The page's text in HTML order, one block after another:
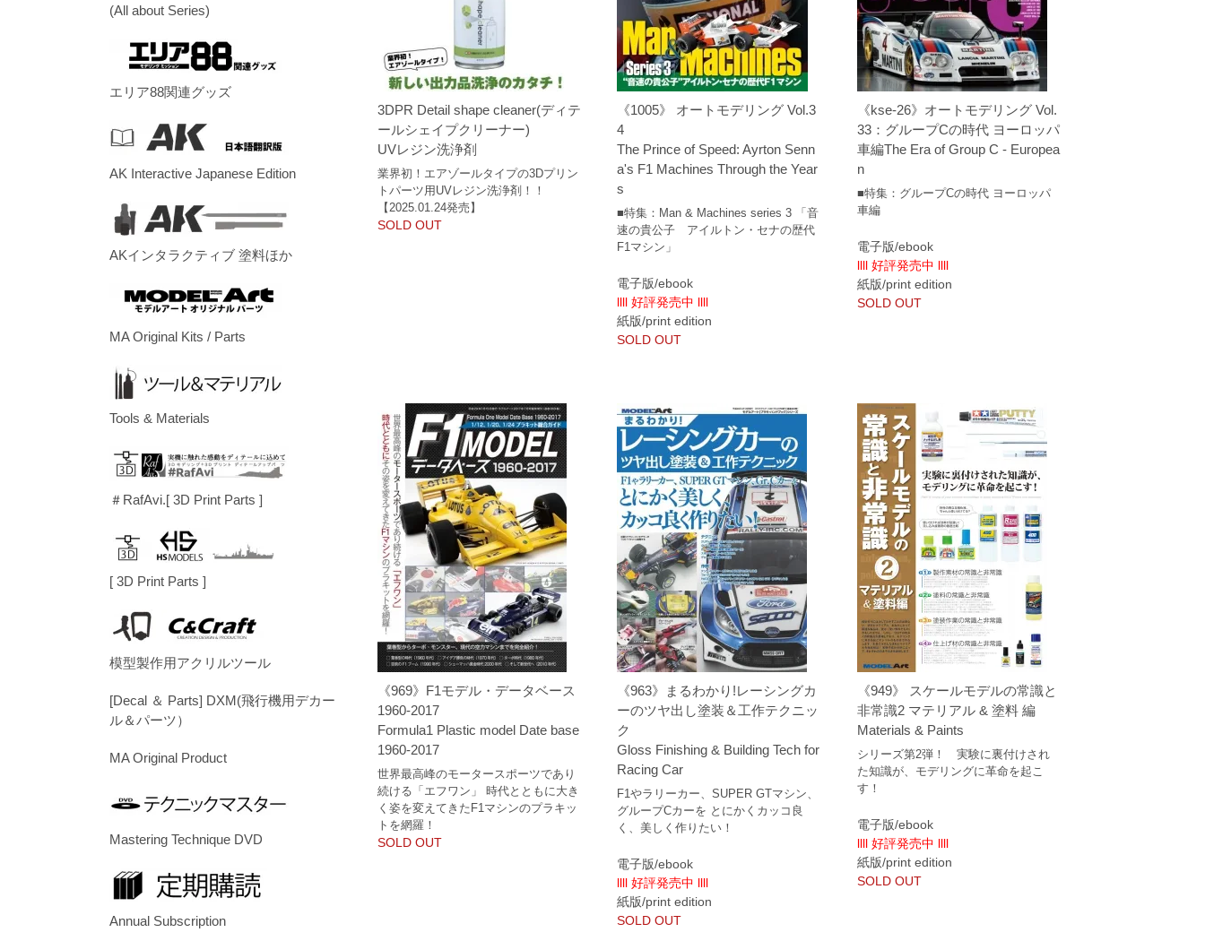
3DPR Detail shape cleaner(ディテ
ールシェイプクリーナー)
UVレジン洗浄剤
業界初！エアゾールタイプの3Dプリン
トパーツ用UVレジン洗浄剤！！
【2025.01.24発売】
SOLD OUT
《1005》 オートモデリング Vol.3
4
The Prince of Speed: Ayrton Senn
a's F1 Machines Through the Year
s
■特集：Man & Machines series 3 「音
速の貴公子 アイルトン・セナの歴代
F1マシン」
電子版/ebook
llll 好評発売中 llll
紙版/print edition
SOLD OUT
《kse-26》オートモデリング Vol.
33：グループCの時代 ヨーロッパ
車編The Era of Group C - Europea
n
■特集：グループCの時代 ヨーロッパ
車編
電子版/ebook
llll 好評発売中 llll
紙版/print edition
SOLD OUT
《969》F1モデル・データベース
1960-2017
Formula1 Plastic model Date base
1960-2017
世界最高峰のモータースポーツであり
続ける「エフワン」 時代とともに大き
く姿を変えてきたF1マシンのプラキッ
トを網羅！
SOLD OUT
《963》まるわかり!レーシングカ
ーのツヤ出し塗装＆工作テクニッ
ク
Gloss Finishing & Building Tech for
Racing Car
F1やラリーカー、SUPER GTマシン、
グループCカーを とにかくカッコ良
く、美しく作りたい！
電子版/ebook
llll 好評発売中 llll
紙版/print edition
SOLD OUT
《949》 スケールモデルの常識と
非常識2 マテリアル & 塗料 編
Materials & Paints
シリーズ第2弾！ 実験に裏付けされ
た知識が、モデリングに革命を起こ
す！
電子版/ebook
llll 好評発売中 llll
紙版/print edition
SOLD OUT
(All about Series)
エリア88関連グッズ
AK Interactive Japanese Edition
AKインタラクティブ 塗料ほか
MA Original Kits / Parts
Tools & Materials
＃RafAvi.[ 3D Print Parts ]
[ 3D Print Parts ]
模型製作用アクリルツール
[Decal ＆ Parts] DXM(飛行機用デカー
ル＆パーツ）
MA Original Product
Mastering Technique DVD
Annual Subscription